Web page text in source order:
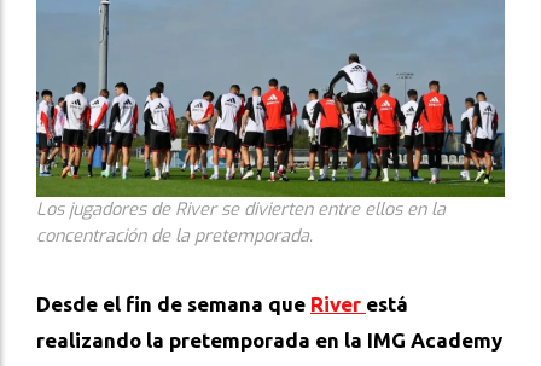
Los jugadores de River se divierten entre ellos en la
concentración de la pretemporada.
Desde el fin de semana que River está
realizando la pretemporada en la IMG Academy